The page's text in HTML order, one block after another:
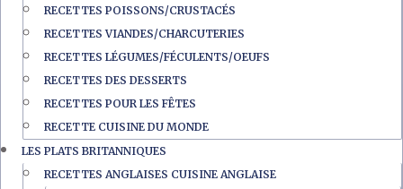
RECETTES POISSONS/CRUSTACÉS
RECETTES VIANDES/CHARCUTERIES
RECETTES LÉGUMES/FÉCULENTS/OEUFS
RECETTES DES DESSERTS
RECETTES POUR LES FÊTES
RECETTE CUISINE DU MONDE
LES PLATS BRITANNIQUES
RECETTES ANGLAISES CUISINE ANGLAISE